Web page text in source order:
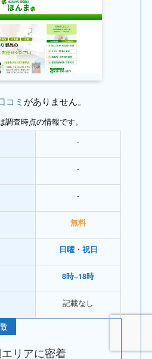
コミ がありません。
調査時点の情報です。
‐
‐
‐
無料
日曜・祝日
8時~18時
記載なし
リアに密着